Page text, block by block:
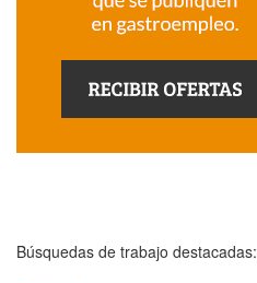
Búsquedas de trabajo destacadas: